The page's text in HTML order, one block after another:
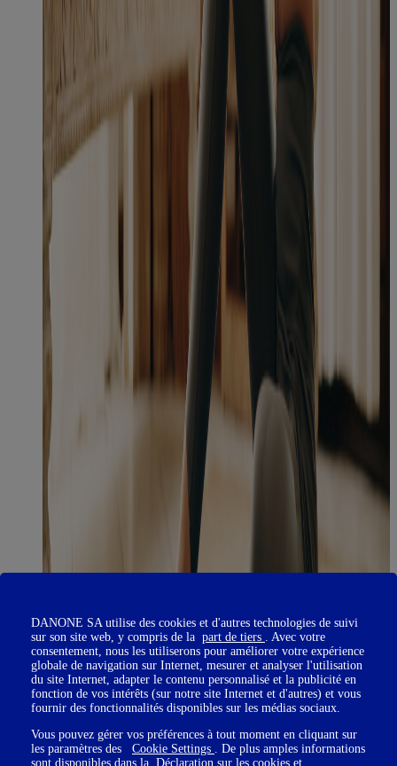
DANONE SA utilise des cookies et d'autres technologies de suivi
sur son site web, y compris de la part de tiers . Avec votre
consentement, nous les utiliserons pour améliorer votre expérience
globale de navigation sur Internet, mesurer et analyser l'utilisation
du site Internet, adapter le contenu personnalisé et la publicité en
fonction de vos intérêts (sur notre site Internet et d'autres) et vous
fournir des fonctionnalités disponibles sur les médias sociaux.
Vous pouvez gérer vos préférences à tout moment en cliquant sur
les paramètres des Cookie Settings . De plus amples informations
sont disponibles dans la Déclaration sur les cookies et